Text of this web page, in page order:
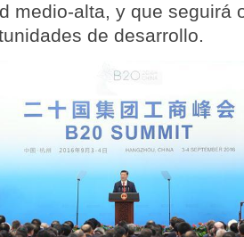
medio-alta, y que seguirá
de desarrollo.